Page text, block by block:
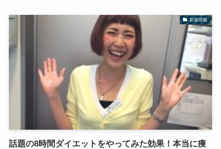
新着情報
話題の8時間ダイエットをやってみた効果！本当に痩